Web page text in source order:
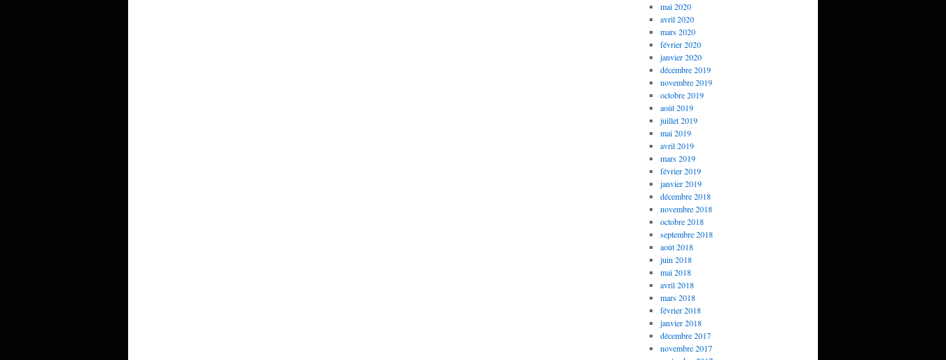
mai 2020
avril 2020
mars 2020
février 2020
janvier 2020
décembre 2019
novembre 2019
octobre 2019
août 2019
juillet 2019
mai 2019
avril 2019
mars 2019
février 2019
janvier 2019
décembre 2018
novembre 2018
octobre 2018
septembre 2018
août 2018
juin 2018
mai 2018
avril 2018
mars 2018
février 2018
janvier 2018
décembre 2017
novembre 2017